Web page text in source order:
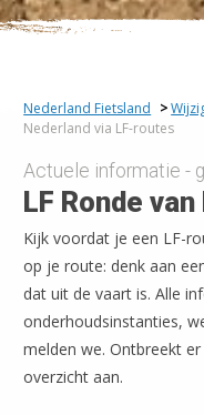
Nederland Fietsland >
Nederland via LF-routes
Actuele informatie -
LF Ronde
Kijk voordat je een LF-
op je route: denk aan
dat uit de vaart is. Alle
onderhoudsinstanties,
melden we. Ontbreekt
overzicht aan.